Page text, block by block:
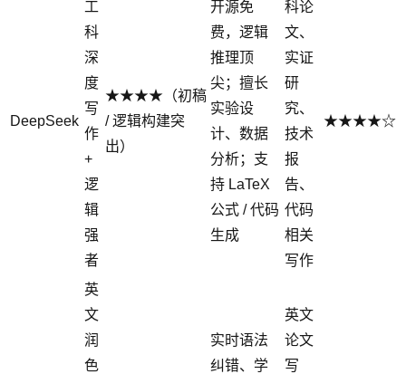
DeepSeek
工
科
深
度
写
作
+
逻
辑
强
者
★★★★（初稿
/ 逻辑构建突
出）
开源免
费，逻辑
推理顶
尖；擅长
实验设
计、数据
分析；支
持 LaTeX
公式 / 代码
生成
科论
文、
实证
研
究、
技术
报
告、
代码
相关
写作
★★★★☆
英
文
润
色
实时语法
纠错、学
英文
论文
写